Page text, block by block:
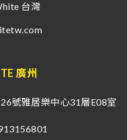
台灣
廣州
號雅居樂中心31層E08室